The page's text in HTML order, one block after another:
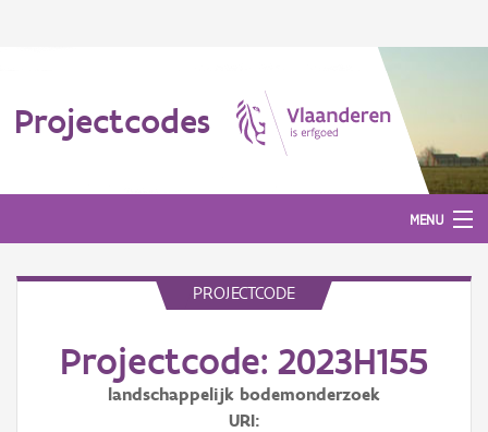
Projectcodes
MENU
PROJECTCODE
Projectcode: 2023H155
landschappelijk bodemonderzoek
URI